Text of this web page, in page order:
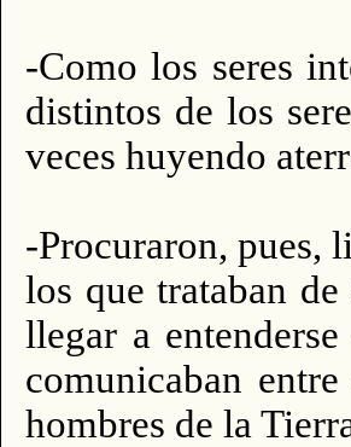
-Como los seres
distintos de los
veces huyendo
-Procuraron, pues,
los que trataban
llegar a
comunicaban
hombres de la